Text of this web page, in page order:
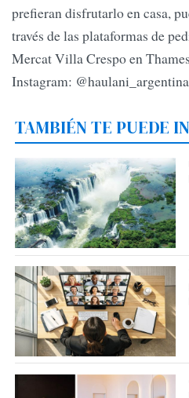
prefieran disfrutarlo en casa,
través de las plataformas de
Mercat Villa Crespo en
Instagram: @haulani_argentina
TAMBIÉN TE PUEDE